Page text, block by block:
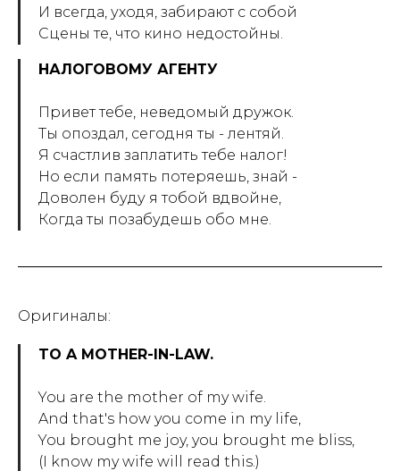
И всегда, уходя, забирают с собой
Сцены те, что кино недостойны.
НАЛОГОВОМУ АГЕНТУ
Привет тебе, неведомый дружок.
Ты опоздал, сегодня ты - лентяй.
Я счастлив заплатить тебе налог!
Но если память потеряешь, знай -
Доволен буду я тобой вдвойне,
Когда ты позабудешь обо мне.
Оригиналы:
TO A MOTHER-IN-LAW.
You are the mother of my wife.
And that's how you come in my life,
You brought me joy, you brought me bliss,
(I know my wife will read this.)